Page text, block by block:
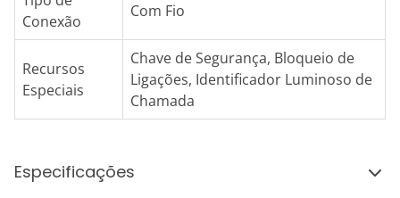
Conexão
Com Fio
Recursos
Especiais
Chave de Segurança, Bloqueio de
Ligações, Identificador Luminoso de
Chamada
Especificações